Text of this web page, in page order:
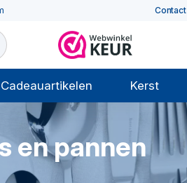
Contact
Cadeauartikelen Kerst
en pannen